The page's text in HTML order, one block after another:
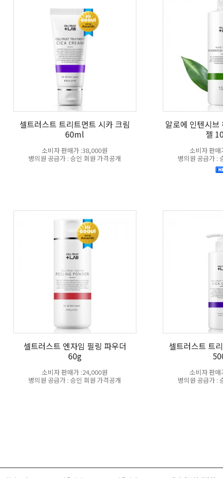
셀트러스트 트리트먼트 시카 크림
60ml
소비자 판매가 :38,000원
병의원 공급가 : 승인 회원 가격공개
알로에 인텐시브
젤
소비자 판
병의원 공급가 :
셀트러스트 엔자임 필링 파우더
60g
소비자 판매가 :24,000원
병의원 공급가 : 승인 회원 가격공개
셀트러스트 트
소비자 판
병의원 공급가 :